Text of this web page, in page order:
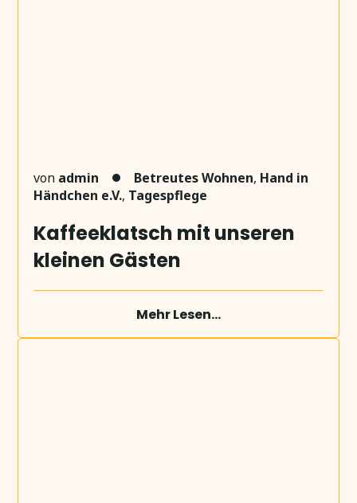
Kaffeeklatsch mit unseren
kleinen Gästen
von admin Betreutes Wohnen, Hand in
Händchen e.V., Tagespflege
Mehr Lesen...